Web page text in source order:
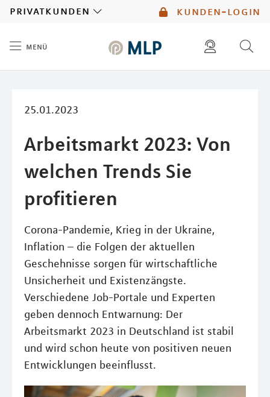
kunden-login
privatkunden
menü
25.01.2023
Arbeitsmarkt 2023: Von
welchen Trends Sie
profitieren
Corona-Pandemie, Krieg in der Ukraine,
Inflation – die Folgen der aktuellen
Geschehnisse sorgen für wirtschaftliche
Unsicherheit und Existenzängste.
Verschiedene Job-Portale und Experten
geben dennoch Entwarnung: Der
Arbeitsmarkt 2023 in Deutschland ist stabil
und wird schon heute von positiven neuen
Entwicklungen beeinflusst.